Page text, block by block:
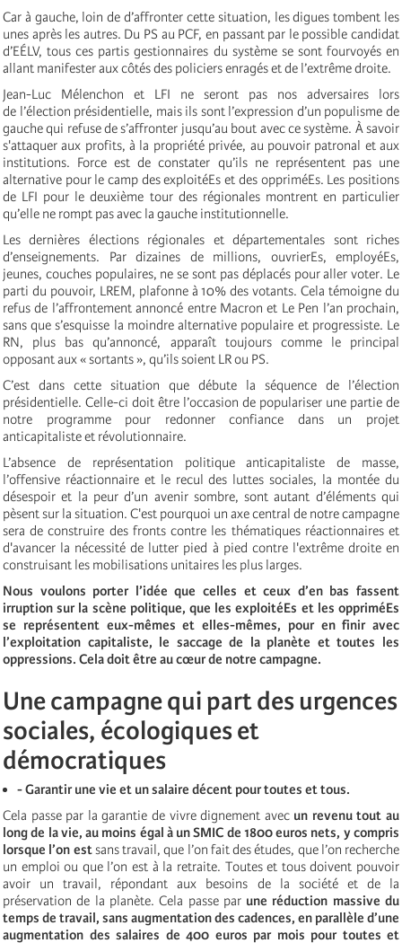
Car à gauche, loin de d’affronter cette situation, les digues tombent les
unes après les autres. Du PS au PCF, en passant par le possible candidat
d’EÉLV, tous ces partis gestionnaires du système se sont fourvoyés en
allant manifester aux côtés des policiers enragés et de l’extrême droite.
Jean-Luc Mélenchon et LFI ne seront pas nos adversaires lors
de l’élection présidentielle, mais ils sont l’expression d’un populisme de
gauche qui refuse de s’affronter jusqu’au bout avec ce système. À savoir
s'attaquer aux profits, à la propriété privée, au pouvoir patronal et aux
institutions. Force est de constater qu’ils ne représentent pas une
alternative pour le camp des exploitéEs et des oppriméEs. Les positions
de LFI pour le deuxième tour des régionales montrent en particulier
qu’elle ne rompt pas avec la gauche institutionnelle.
Les dernières élections régionales et départementales sont riches
d’enseignements. Par dizaines de millions, ouvrierEs, employéEs,
jeunes, couches populaires, ne se sont pas déplacés pour aller voter. Le
parti du pouvoir, LREM, plafonne à 10% des votants. Cela témoigne du
refus de l’affrontement annoncé entre Macron et Le Pen l’an prochain,
sans que s’esquisse la moindre alternative populaire et progressiste. Le
RN, plus bas qu’annoncé, apparaît toujours comme le principal
opposant aux « sortants », qu’ils soient LR ou PS.
C’est dans cette situation que débute la séquence de l’élection
présidentielle. Celle-ci doit être l’occasion de populariser une partie de
notre programme pour redonner confiance dans un projet
anticapitaliste et révolutionnaire.
L’absence de représentation politique anticapitaliste de masse,
l’offensive réactionnaire et le recul des luttes sociales, la montée du
désespoir et la peur d’un avenir sombre, sont autant d’éléments qui
pèsent sur la situation. C'est pourquoi un axe central de notre campagne
sera de construire des fronts contre les thématiques réactionnaires et
d'avancer la nécessité de lutter pied à pied contre l'extrême droite en
construisant les mobilisations unitaires les plus larges.
Nous voulons porter l’idée que celles et ceux d’en bas fassent
irruption sur la scène politique, que les exploitéEs et les oppriméEs
se représentent eux-mêmes et elles-mêmes, pour en finir avec
l’exploitation capitaliste, le saccage de la planète et toutes les
oppressions. Cela doit être au cœur de notre campagne.
Une campagne qui part des urgences
sociales, écologiques et
démocratiques
- Garantir une vie et un salaire décent pour toutes et tous.
Cela passe par la garantie de vivre dignement avec un revenu tout au
long de la vie, au moins égal à un SMIC de 1800 euros nets, y compris
lorsque l’on estsans travail, que l’on fait des études, que l’on recherche
un emploi ou que l’on est à la retraite. Toutes et tous doivent pouvoir
avoir un travail, répondant aux besoins de la société et de la
préservation de la planète. Cela passe par une réduction massive du
temps de travail, sans augmentation des cadences, en parallèle d’une
augmentation des salaires de 400 euros par mois pour toutes et